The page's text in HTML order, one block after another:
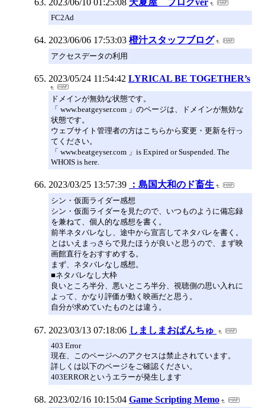
FC2Ad
2023/06/06 17:53:03 橙汁スタッフブログ
アクセスデータの利用
2023/05/24 11:54:42 LYRICAL BE TOGETHER’s
ドメインが無効な状態です。
「 www.beatgeyser.com 」のページは、ドメインが無効な
状態です。
ウェブサイト管理者の方はこちらから変更・更新を行っ
てください。
「 www.beatgeyser.com 」is Expired or Suspended. The
WHOIS is here.
2023/03/25 13:57:39 ：島国大和のド畜生
シン・仮面ライダー感想
シン・仮面ライダーを見たので、いつものように備忘録
を兼ねて、個人的な感想を書く。
前半ネタバレなし、途中から宣言してネタバレを書く。
とはいえまっさらで見たほうが良いと思うので、まず映
画館直行をおすすめする。
まず、ネタバレなし感想。
■ネタバレなし大枠
良いところ半分、悪いところ半分、視聴側の思い入れに
よって、かなり評価が動く映画だと思う。
自分が求めていたものとは違う。
2023/03/13 07:18:06 しましまおぱんちゅ
403 Error
現在、このページへのアクセスは禁止されています。
詳しくは以下のページをご確認ください。
403ERRORというエラーが発生します
2023/02/16 10:15:04 Game Scripting Memo